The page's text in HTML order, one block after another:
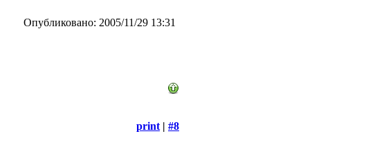
Опубликовано: 2005/11/29 13:31
print | #8